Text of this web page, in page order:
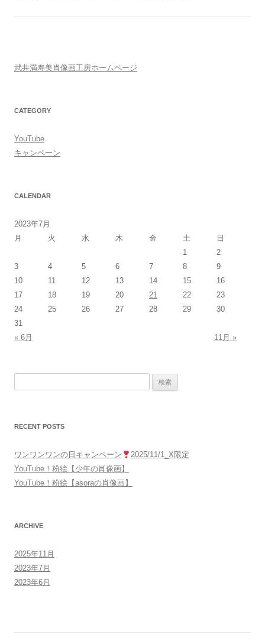
武井満寿美肖像画工房ホームページ
CATEGORY
YouTube
キャンペーン
CALENDAR
2023年7月
月
火 水 木 金 土
日
1
2
3
4 5 6 7 8
9
10
11 12 13 14 15
16
17
18 19 20 21 22
23
24
25 26 27 28 29
30
31
« 6月
11月 »
RECENT POSTS
ワンワンワンの日キャンペーン
2025/11/1_X限定
YouTube！粉絵【少年の肖像画】
YouTube！粉絵【asoraの肖像画】
ARCHIVE
2025年11月
2023年7月
2023年6月